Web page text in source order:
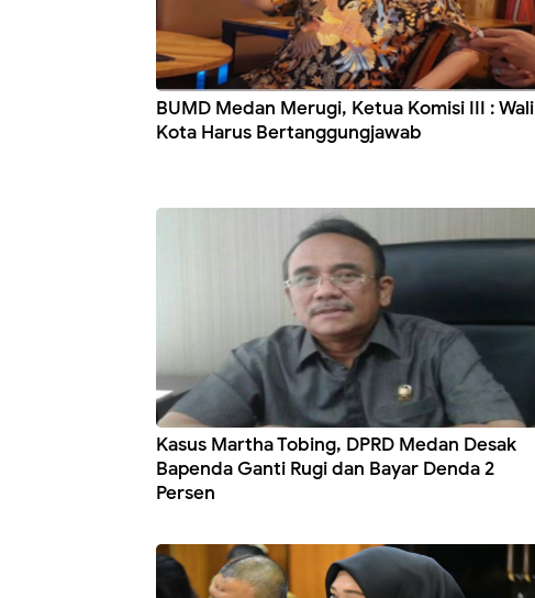
BUMD Medan Merugi, Ketua Komisi III : Wali
Kota Harus Bertanggungjawab
Kasus Martha Tobing, DPRD Medan Desak
Bapenda Ganti Rugi dan Bayar Denda 2
Persen